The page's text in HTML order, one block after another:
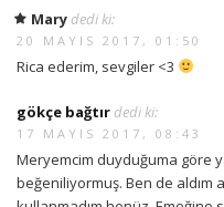
Mary dedi ki:
20 MAYIS 2017, 01:50
Rica ederim, sevgiler <3
gökçe bağtır dedi ki:
17 MAYIS 2017, 08:43
Meryemcim duyduğuma göre
beğeniliyormuş. Ben de aldım